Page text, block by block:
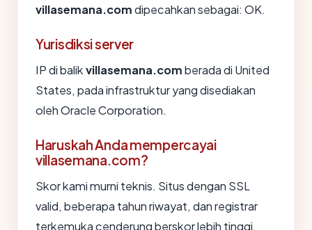
villasemana.comdipecahkan sebagai: OK.
Yurisdiksi server
IP di balikvillasemana.comberada di United
States, pada infrastruktur yang disediakan
oleh Oracle Corporation.
Haruskah Anda mempercayai
villasemana.com?
Skor kami murni teknis. Situs dengan SSL
valid, beberapa tahun riwayat, dan registrar
terkemuka cenderung berskor lebih tinggi.